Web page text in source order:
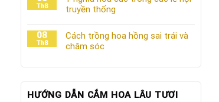
Th8
truyền thống
08
Th8
Cách trồng hoa hồng sai trái và
chăm sóc
HƯỚNG DẪN CẮM HOA LÂU TƯƠI